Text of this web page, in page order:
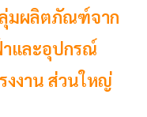
มผลิตภัณฑ์จาก
าและอุปกรณ์
งงาน ส่วนใหญ่